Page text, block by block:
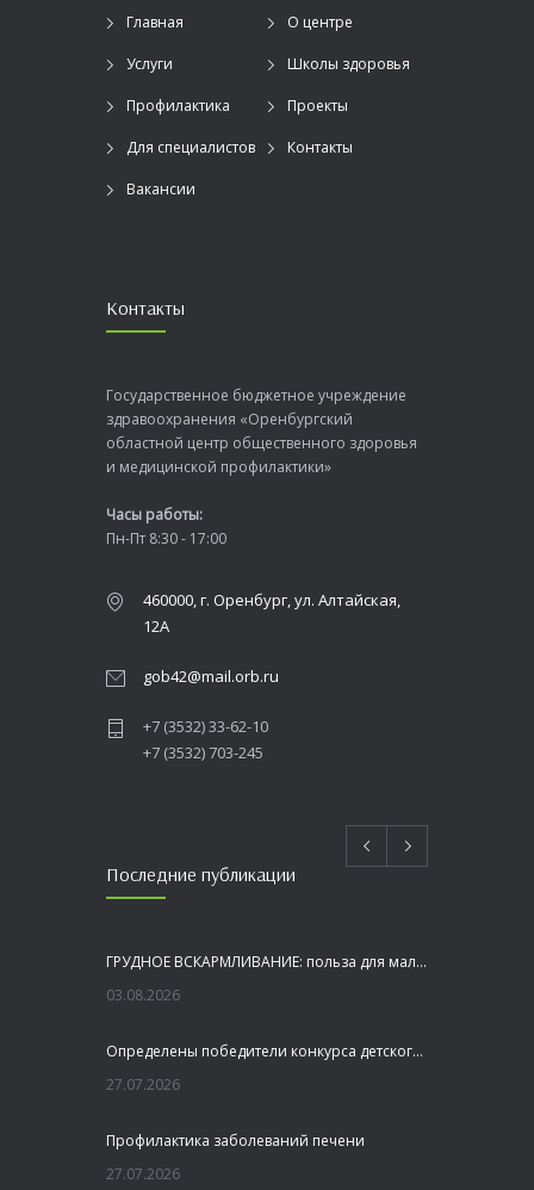
Главная О центре
Услуги Школы здоровья
Профилактика Проекты
Для специалистов Контакты
Вакансии
Контакты
Государственное бюджетное учреждение
здравоохранения «Оренбургский
областной центр общественного здоровья
и медицинской профилактики»
Часы работы:
Пн-Пт 8:30 - 17:00
460000, г. Оренбург, ул. Алтайская,
12А
gob42@mail.orb.ru
+7 (3532) 33-62-10
+7 (3532) 703-245
Последние публикации
ГРУДНОЕ ВСКАРМЛИВАНИЕ: польза для малыша и мамы
03.08.2026
Определены победители конкурса детского рисунка «Я шагаю по Оренбуржью»
27.07.2026
Профилактика заболеваний печени
27.07.2026